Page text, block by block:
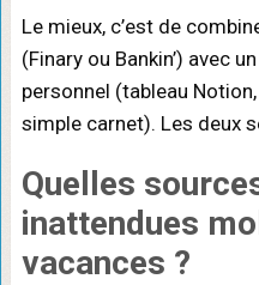
Le mieux, c’est de
(Finary ou Bankin’) avec
personnel (tableau
simple carnet). Les deux
Quelles
inattendues
vacances ?